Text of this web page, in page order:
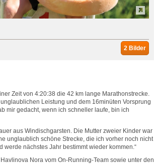
2 Bilder
Zeit von 4:20:38 die 42 km lange Marathonstrecke.
Leistung und dem 16minüten Vorsprung
mir gedacht, wenn ich schneller laufe, bin ich
aus Windischgarsten. Die Mutter zweier Kinder war
unglaublich schöne Strecke, die ich vorher noch nicht
werde nächstes Jahr bestimmt wieder kommen.“
Nora vom On-Running-Team sowie unter den